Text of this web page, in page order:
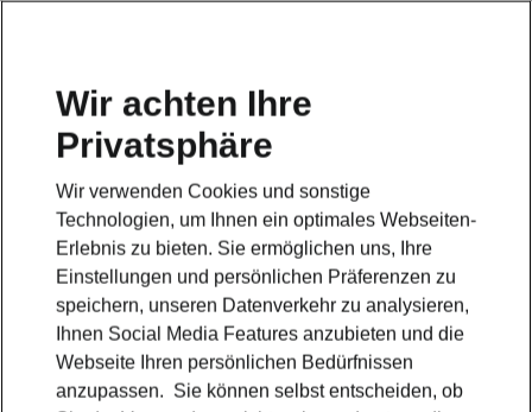
Wir achten Ihre
Privatsphäre
Wir verwenden Cookies und sonstige
Technologien, um Ihnen ein optimales Webseiten-
Erlebnis zu bieten. Sie ermöglichen uns, Ihre
Einstellungen und persönlichen Präferenzen zu
speichern, unseren Datenverkehr zu analysieren,
Ihnen Social Media Features anzubieten und die
Webseite Ihren persönlichen Bedürfnissen
anzupassen. Sie können selbst entscheiden, ob